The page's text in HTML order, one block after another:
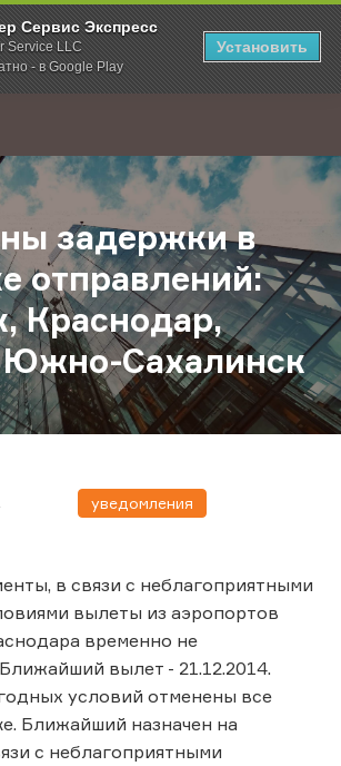
Сервис Экспресс
Service LLC
- в Google Play
Установить
Новости Возможны задержки в доставке
задержки в
отправлений:
Краснодар,
Южно-Сахалинск
уведомления
в связи с неблагоприятными
вылеты из аэропортов
временно не
вылет - 21.12.2014.
условий отменены все
Ближайший назначен на
с неблагоприятными